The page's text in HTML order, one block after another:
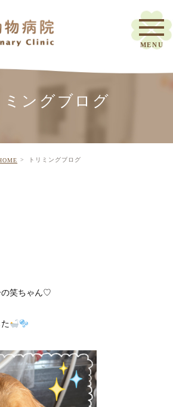
ミングブログ
トリミングブログ
の笑ちゃん♡